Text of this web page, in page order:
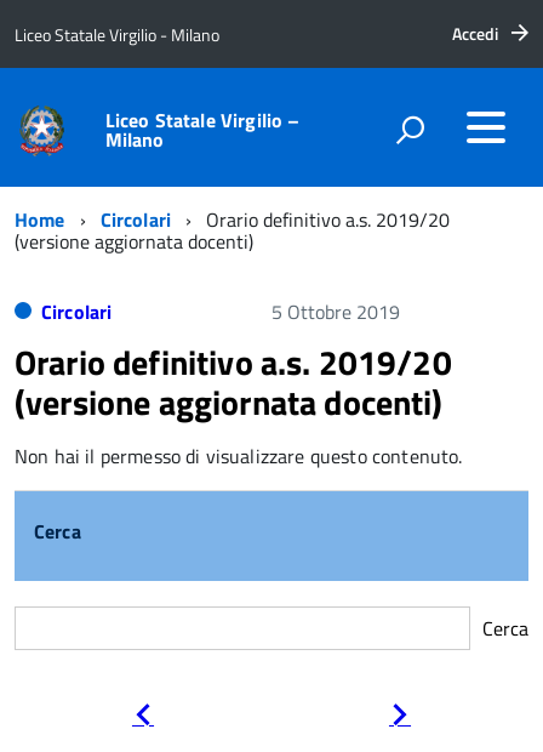
Liceo Statale Virgilio - Milano Accedi
Liceo Statale Virgilio –
Milano
Home Circolari Orario definitivo a.s. 2019/20
(versione aggiornata docenti)
Circolari 5 Ottobre 2019
Orario definitivo a.s. 2019/20
(versione aggiornata docenti)
Non hai il permesso di visualizzare questo contenuto.
Cerca
Cerca